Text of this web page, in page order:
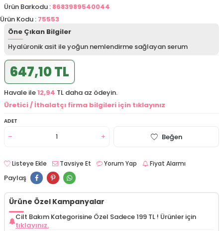
Ürün Barkodu : 8683989540044
Ürün Kodu : 75553
Öne Çıkan Bilgiler
Hyalüronik asit ile yoğun nemlendirme sağlayan serum
647,10 TL
Havale ile12,94 TL daha az ödeyin.
Üretici / İthalatçı firma bilgileri için tıklayınız
ADET
Beğen
Listeye Ekle Tavsiye Et Yorum Yap Fiyat Alarmı
Paylaş
Ürüne Özel Kampanyalar
Cilt Bakım Kategorisine Özel Sadece 199 TL ! Ürünler için
tıklayınız.